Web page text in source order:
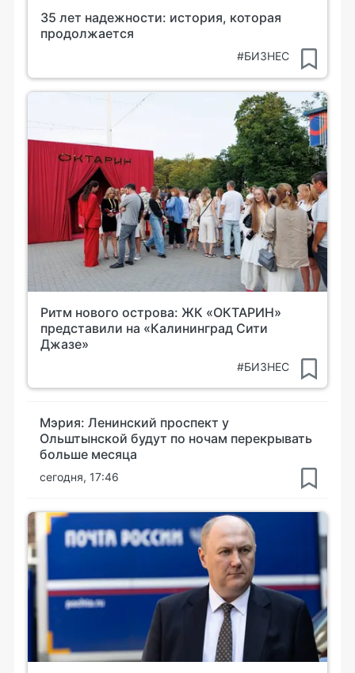
35 лет надежности: история, которая
продолжается
#БИЗНЕС
Ритм нового острова: ЖК «ОКТАРИН»
представили на «Калининград Сити
Джазе»
#БИЗНЕС
Мэрия: Ленинский проспект у
Ольштынской будут по ночам перекрывать
больше месяца
сегодня, 17:46